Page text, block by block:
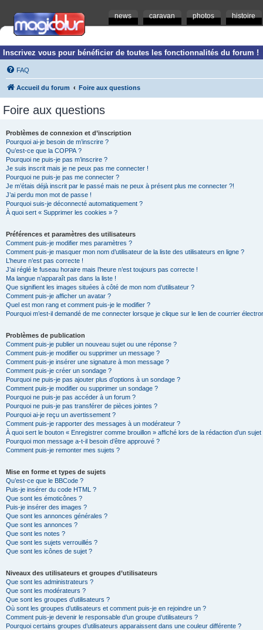
news caravan photos histoire
Inscrivez vous pour bénéficier de toutes les fonctionnalités du forum !
FAQ
Accueil du forum Foire aux questions
Foire aux questions
Problèmes de connexion et d’inscription
Pourquoi ai-je besoin de m’inscrire ?
Qu’est-ce que la COPPA ?
Pourquoi ne puis-je pas m’inscrire ?
Je suis inscrit mais je ne peux pas me connecter !
Pourquoi ne puis-je pas me connecter ?
Je m’étais déjà inscrit par le passé mais ne peux à présent plus me connecter ?!
J’ai perdu mon mot de passe !
Pourquoi suis-je déconnecté automatiquement ?
À quoi sert « Supprimer les cookies » ?
Préférences et paramètres des utilisateurs
Comment puis-je modifier mes paramètres ?
Comment puis-je masquer mon nom d’utilisateur de la liste des utilisateurs en ligne ?
L’heure n’est pas correcte !
J’ai réglé le fuseau horaire mais l’heure n’est toujours pas correcte !
Ma langue n’apparaît pas dans la liste !
Que signifient les images situées à côté de mon nom d’utilisateur ?
Comment puis-je afficher un avatar ?
Quel est mon rang et comment puis-je le modifier ?
Pourquoi m’est-il demandé de me connecter lorsque je clique sur le lien de courrier
Problèmes de publication
Comment puis-je publier un nouveau sujet ou une réponse ?
Comment puis-je modifier ou supprimer un message ?
Comment puis-je insérer une signature à mon message ?
Comment puis-je créer un sondage ?
Pourquoi ne puis-je pas ajouter plus d’options à un sondage ?
Comment puis-je modifier ou supprimer un sondage ?
Pourquoi ne puis-je pas accéder à un forum ?
Pourquoi ne puis-je pas transférer de pièces jointes ?
Pourquoi ai-je reçu un avertissement ?
Comment puis-je rapporter des messages à un modérateur ?
À quoi sert le bouton « Enregistrer comme brouillon » affiché lors de la rédaction d’un sujet
Pourquoi mon message a-t-il besoin d’être approuvé ?
Comment puis-je remonter mes sujets ?
Mise en forme et types de sujets
Qu’est-ce que le BBCode ?
Puis-je insérer du code HTML ?
Que sont les émoticônes ?
Puis-je insérer des images ?
Que sont les annonces générales ?
Que sont les annonces ?
Que sont les notes ?
Que sont les sujets verrouillés ?
Que sont les icônes de sujet ?
Niveaux des utilisateurs et groupes d’utilisateurs
Que sont les administrateurs ?
Que sont les modérateurs ?
Que sont les groupes d’utilisateurs ?
Où sont les groupes d’utilisateurs et comment puis-je en rejoindre un ?
Comment puis-je devenir le responsable d’un groupe d’utilisateurs ?
Pourquoi certains groupes d’utilisateurs apparaissent dans une couleur différente ?